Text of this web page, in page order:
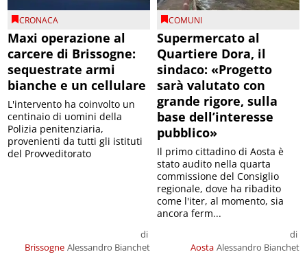
CRONACA
Maxi operazione al
carcere di Brissogne:
sequestrate armi
bianche e un cellulare
Brissogne
di
Alessandro Bianchet
L'intervento ha coinvolto un
centinaio di uomini della
Polizia penitenziaria,
provenienti da tutti gli istituti
del Provveditorato
COMUNI
Supermercato al
Quartiere Dora, il
sindaco: «Progetto
sarà valutato con
grande rigore, sulla
base dell’interesse
pubblico»
Aosta
di
Alessandro Bianchet
Il primo cittadino di Aosta è
stato audito nella quarta
commissione del Consiglio
regionale, dove ha ribadito
come l'iter, al momento, sia
ancora ferm...